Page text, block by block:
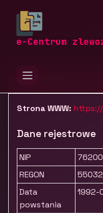
e-Centrum
zlewozmywaki-krosch.pl
Rolnictwo i
HORIZONT
Strona WWW:
Dane rejestrowe
NIP
REGON
Data
powstania
1992-